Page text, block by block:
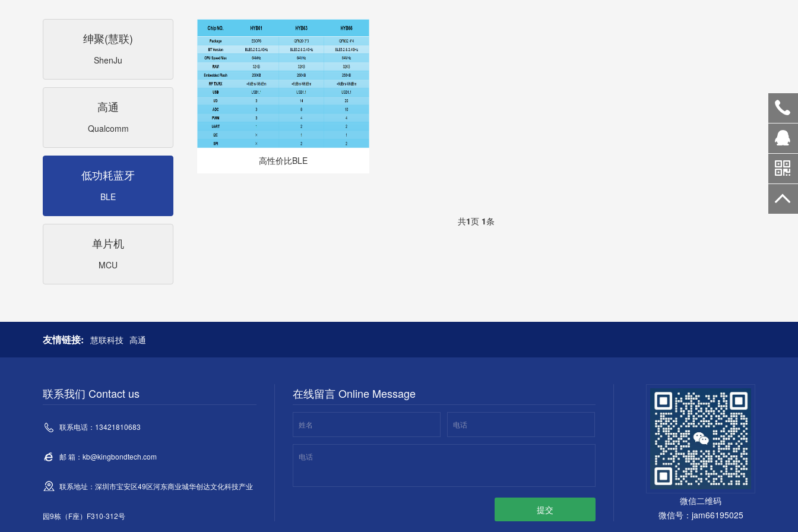
绅聚(慧联)
ShenJu
高通
Qualcomm
低功耗蓝牙
BLE
单片机
MCU
高性价比BLE
共1页 1条
友情链接: 慧联科技 高通
联系我们 Contact us
联系电话：13421810683
邮 箱：kb@kingbondtech.com
联系地址：深圳市宝安区49区河东商业城华创达文化科技产业
园9栋（F座）F310-312号
在线留言 Online Message
姓名 电话
电话
微信二维码
微信号：jam66195025